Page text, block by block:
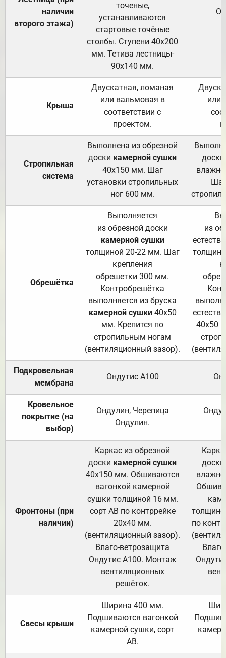
наличии
второго этажа)
точеные,
устанавливаются
стартовые точёные
столбы. Ступени 40х200
мм. Тетива лестницы-
90х140 мм.
Крыша
Двускатная, ломаная
или вальмовая в
соответствии с
проектом.
или
Стропильная
система
Выполнена из обрезной
доски камерной сушки
40х150 мм. Шаг
установки стропильных
ног 600 мм.
доски
Обрешётка
Выполняется
из обрезной доски
камерной сушки
толщиной 20-22 мм. Шаг
крепления
обрешетки 300 мм.
Контробрешётка
выполняется из бруска
камерной сушки40х50
мм. Крепится по
стропильным ногам
(вентиляционный зазор).
из
40х50
Подкровельная
мембрана
Ондутис А100
Кровельное
покрытие (на
выбор)
Ондулин, Черепица
Ондулин.
Фронтоны (при
наличии)
Каркас из обрезной
доски камерной сушки
40х150 мм. Обшиваются
вагонкой камерной
сушки толщиной 16 мм.
сорт АВ по контррейке
20х40 мм.
(вентиляционный зазор).
Влаго-ветрозащита
Ондутис А100. Монтаж
вентиляционных
решёток.
доски
по
Свесы крыши
Ширина 400 мм.
Подшиваются вагонкой
камерной сушки, сорт
АВ.